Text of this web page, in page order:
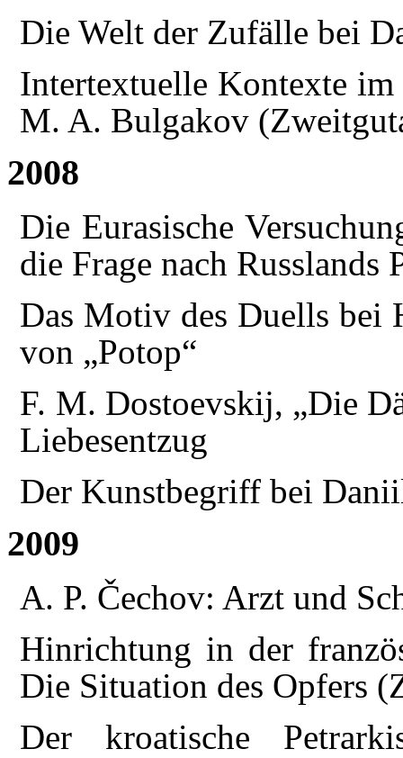
Die Welt der Zufälle bei
Intertextuelle Kontexte
M. A. Bulgakov
2008
Die Eurasische
die Frage nach
Das Motiv des Duells bei
von „Potop“
F. M. Dostoevskij, „Die
Liebesentzug
Der Kunstbegriff bei
2009
A. P. Čechov: Arzt und
Hinrichtung in der
Die Situation des Opfers
Der kroatische